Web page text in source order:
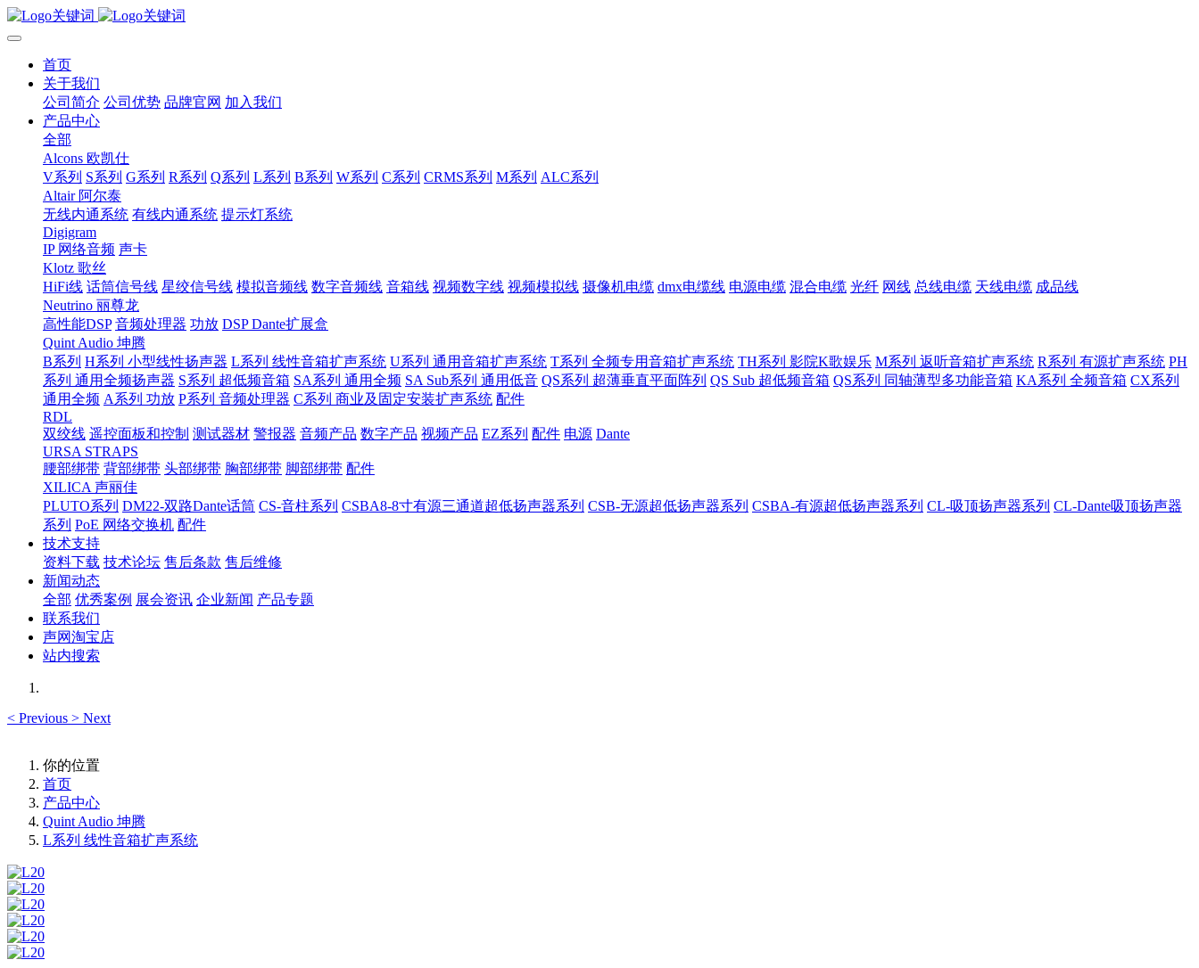
首页
关于我们
公司简介 公司优势 品牌官网 加入我们
产品中心
全部
Alcons 欧凯仕
V系列 S系列 G系列 R系列 Q系列 L系列 B系列 W系列 C系列 CRMS系列 M系列 ALC系列
Altair 阿尔泰
无线内通系统 有线内通系统 提示灯系统
Digigram
IP 网络音频 声卡
Klotz 歌丝
HiFi线 话筒信号线 星绞信号线 模拟音频线 数字音频线 音箱线 视频数字线 视频模拟线 摄像机电缆 dmx电缆线 电源电缆 混合电缆 光纤 网线 总线电缆 天线电缆 成品线
Neutrino 丽尊龙
高性能DSP 音频处理器 功放 DSP Dante扩展盒
Quint Audio 坤腾
B系列 H系列 小型线性扬声器 L系列 线性音箱扩声系统 U系列 通用音箱扩声系统 T系列 全频专用音箱扩声系统 TH系列 影院K歌娱乐 M系列 返听音箱扩声系统 R系列 有源扩声系统 PH
系列 通用全频扬声器 S系列 超低频音箱 SA系列 通用全频 SA Sub系列 通用低音 QS系列 超薄垂直平面阵列 QS Sub 超低频音箱 QS系列 同轴薄型多功能音箱 KA系列 全频音箱 CX系列
通用全频 A系列 功放 P系列 音频处理器 C系列 商业及固定安装扩声系统 配件
RDL
双绞线 遥控面板和控制 测试器材 警报器 音频产品 数字产品 视频产品 EZ系列 配件 电源 Dante
URSA STRAPS
腰部绑带 背部绑带 头部绑带 胸部绑带 脚部绑带 配件
XILICA 声丽佳
PLUTO系列 DM22-双路Dante话筒 CS-音柱系列 CSBA8-8寸有源三通道超低扬声器系列 CSB-无源超低扬声器系列 CSBA-有源超低扬声器系列 CL-吸顶扬声器系列 CL-Dante吸顶扬声器
系列 PoE 网络交换机 配件
技术支持
资料下载 技术论坛 售后条款 售后维修
新闻动态
全部 优秀案例 展会资讯 企业新闻 产品专题
联系我们
声网淘宝店
站内搜索
< Previous > Next
你的位置
首页
产品中心
Quint Audio 坤腾
L系列 线性音箱扩声系统